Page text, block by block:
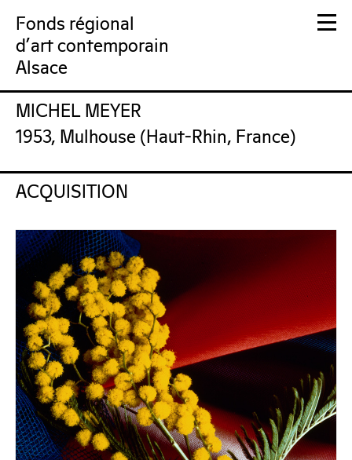
Fonds régional
d'art contemporain
Alsace
FRAC Alsace
MICHEL MEYER
1953, Mulhouse (Haut-Rhin, France)
ACQUISITION